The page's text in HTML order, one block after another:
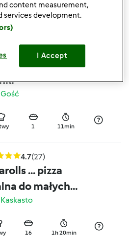
2h 40min
(40)
serowe
Gość
1 11min
4.7(27)
... pizza
do małych
:)
Kaskasto
16 1h 20min
content measurement,
services development.
I Accept